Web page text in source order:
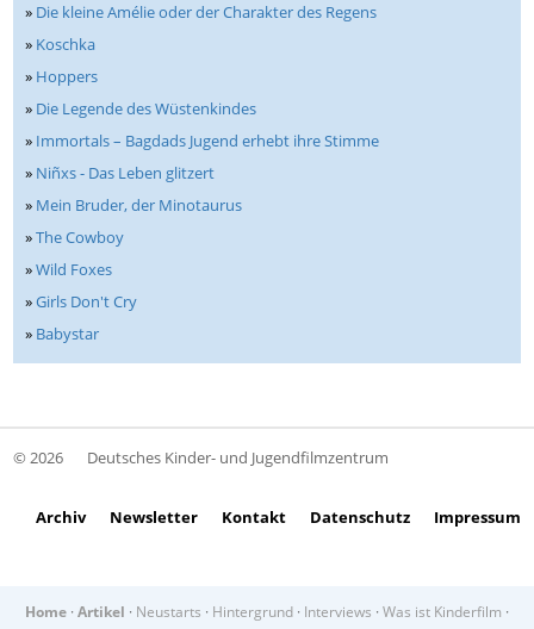
» Die kleine Amélie oder der Charakter des Regens
» Koschka
» Hoppers
» Die Legende des Wüstenkindes
» Immortals – Bagdads Jugend erhebt ihre Stimme
» Niñxs - Das Leben glitzert
» Mein Bruder, der Minotaurus
»The Cowboy
»Wild Foxes
»Girls Don't Cry
» Babystar
© 2026 Deutsches Kinder- und Jugendfilmzentrum
Archiv Newsletter Kontakt Datenschutz Impressum
Home · Artikel · Neustarts · Hintergrund · Interviews · Was ist Kinderfilm ·